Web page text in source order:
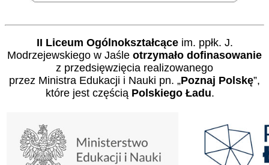
II Liceum Ogólnokształcąceim. ppłk. J.
Modrzejewskiego w Jaśle otrzymało dofinasowanie
z przedsięwzięcia realizowanego
przez Ministra Edukacji i Nauki pn. „Poznaj Polskę”,
które jest częścią Polskiego Ładu.